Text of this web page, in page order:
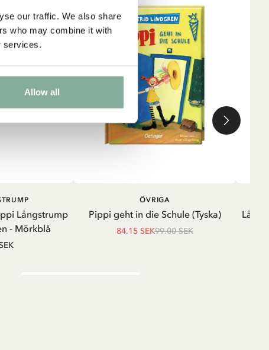
our traffic. We also share
who may combine it with
services.
Allow all
LÄGG I
Långstrump
- Mörkblå
LÄGG I VARUKORG
Pippi geht in die Schule (Tyska)
ÖVRIGA
84.15 SEK99.00 SEK